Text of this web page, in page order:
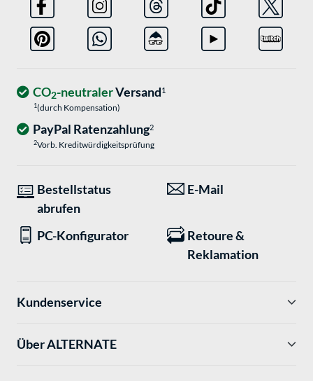
CO2-neutralerVersand1
1(durch Kompensation)
PayPal Ratenzahlung2
2Vorb. Kreditwürdigkeitsprüfung
Bestellstatus
abrufen
E-Mail
PC-Konfigurator
Retoure &
Reklamation
Kundenservice
Über ALTERNATE